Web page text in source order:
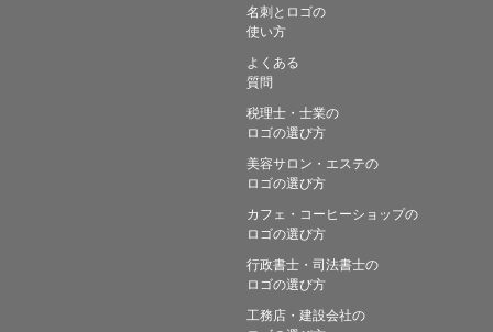
名刺とロゴの
使い方
よくある
質問
税理士・士業の
ロゴの選び方
美容サロン・エステの
ロゴの選び方
カフェ・コーヒーショップの
ロゴの選び方
行政書士・司法書士の
ロゴの選び方
工務店・建設会社の